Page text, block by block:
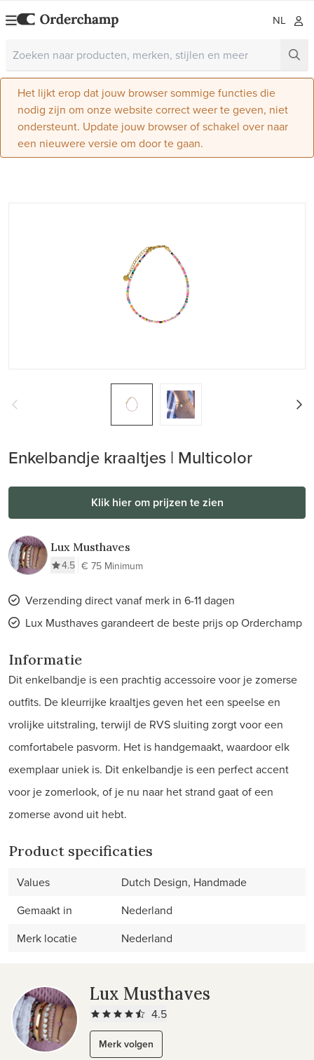
NL
Het lijkt erop dat jouw browser sommige functies die
nodig zijn om onze website correct weer te geven, niet
ondersteunt. Update jouw browser of schakel over naar
een nieuwere versie om door te gaan.
Enkelbandje kraaltjes | Multicolor
Klik hier om prijzen te zien
Lux Musthaves
4.5 € 75 Minimum
Verzending direct vanaf merk in 6-11 dagen
Lux Musthaves garandeert de beste prijs op Orderchamp
Informatie
Dit enkelbandje is een prachtig accessoire voor je zomerse
outfits. De kleurrijke kraaltjes geven het een speelse en
vrolijke uitstraling, terwijl de RVS sluiting zorgt voor een
comfortabele pasvorm. Het is handgemaakt, waardoor elk
exemplaar uniek is. Dit enkelbandje is een perfect accent
voor je zomerlook, of je nu naar het strand gaat of een
zomerse avond uit hebt.
Product specificaties
Values
Dutch Design, Handmade
Gemaakt in
Nederland
Merk locatie
Nederland
Lux Musthaves
4.5
Merk volgen